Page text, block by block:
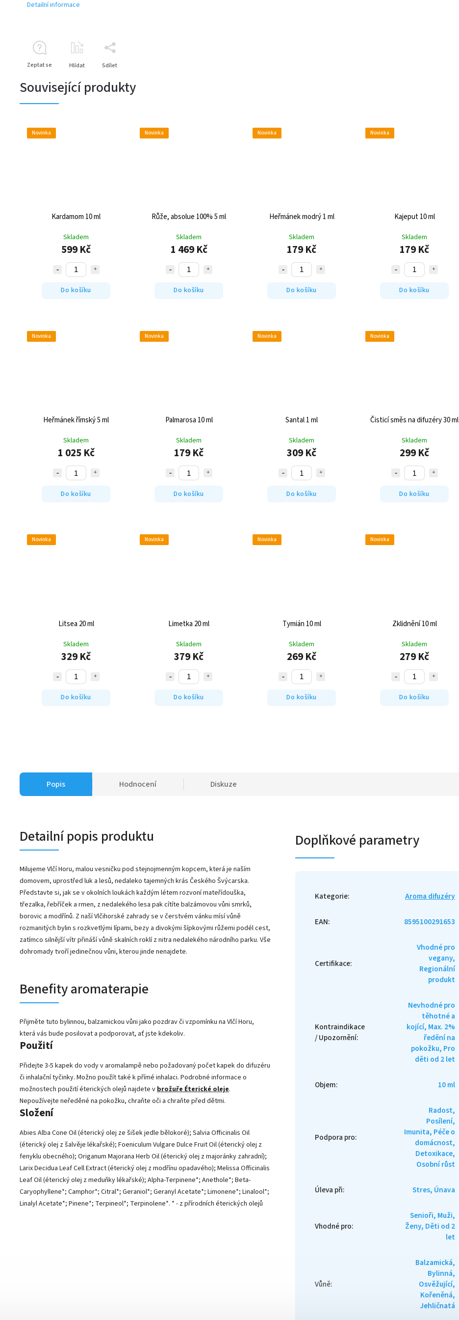
Detailní informace
Zeptat se Hlídat Sdílet
Související produkty
Novinka
Kardamom 10 ml
Skladem
599 Kč
Do košíku
Novinka
Růže, absolue 100% 5 ml
Skladem
1 469 Kč
Do košíku
Novinka
Heřmánek modrý 1 ml
Skladem
179 Kč
Do košíku
Novinka
Kajeput 10 ml
Skladem
179 Kč
Do košíku
Novinka
Heřmánek římský 5 ml
Skladem
1 025 Kč
Do košíku
Novinka
Palmarosa 10 ml
Skladem
179 Kč
Do košíku
Novinka
Santal 1 ml
Skladem
309 Kč
Do košíku
Novinka
Čisticí směs na difuzéry 30 ml
Skladem
299 Kč
Do košíku
Novinka
Litsea 20 ml
Skladem
329 Kč
Do košíku
Novinka
Limetka 20 ml
Skladem
379 Kč
Do košíku
Novinka
Tymián 10 ml
Skladem
269 Kč
Do košíku
Novinka
Zklidnění 10 ml
Skladem
279 Kč
Do košíku
Popis Hodnocení Diskuze
Detailní popis produktu
Milujeme Vlčí Horu, malou vesničku pod stejnojmenným kopcem, která je naším
domovem, uprostřed luk a lesů, nedaleko tajemných krás Českého Švýcarska.
Představte si, jak se v okolních loukách každým létem rozvoní mateřídouška,
třezalka, řebříček a rmen, z nedalekého lesa pak cítíte balzámovou vůni smrků,
borovic a modřínů. Z naší Vlčihorské zahrady se v čerstvém vánku mísí vůně
rozmanitých bylin s rozkvetlými lípami, bezy a divokými šípkovými růžemi podél cest,
zatímco silnější vítr přináší vůně skalních roklí z nitra nedalekého národního parku. Vše
dohromady tvoří jedinečnou vůni, kterou jinde nenajdete.
Benefity aromaterapie
Přijměte tuto bylinnou, balzamickou vůni jako pozdrav či vzpomínku na Vlčí Horu,
která vás bude posilovat a podporovat, ať jste kdekoliv.
Použití
Přidejte 3-5 kapek do vody v aromalampě nebo požadovaný počet kapek do difuzéru
či inhalační tyčinky. Možno použít také k přímé inhalaci. Podrobné informace o
možnostech použití éterických olejů najdete v brožuře Éterické oleje.
Nepoužívejte neředěné na pokožku, chraňte oči a chraňte před dětmi.
Složení
Abies Alba Cone Oil (éterický olej ze šišek jedle bělokoré); Salvia Officinalis Oil
(éterický olej z šalvěje lékařské); Foeniculum Vulgare Dulce Fruit Oil (éterický olej z
fenyklu obecného); Origanum Majorana Herb Oil (éterický olej z majoránky zahradní);
Larix Decidua Leaf Cell Extract (éterický olej z modřínu opadavého); Melissa Officinalis
Leaf Oil (éterický olej z meduňky lékařské); Alpha-Terpinene*; Anethole*; Beta-
Caryophyllene*; Camphor*; Citral*; Geraniol*; Geranyl Acetate*; Limonene*; Linalool*;
Linalyl Acetate*; Pinene*; Terpineol*; Terpinolene*. * - z přírodních éterických olejů
Doplňkové parametry
Kategorie: Aroma difuzéry
EAN: 8595100291653
Certifikace:
Vhodné pro
vegany,
Regionální
produkt
Kontraindikace
/ Upozornění:
Nevhodné pro
těhotné a
kojící, Max. 2%
ředění na
pokožku, Pro
děti od 2 let
Objem: 10 ml
Podpora pro:
Radost,
Posílení,
Imunita, Péče o
domácnost,
Detoxikace,
Osobní růst
Úleva při: Stres, Únava
Vhodné pro:
Senioři, Muži,
Ženy, Děti od 2
let
Vůně:
Balzamická,
Bylinná,
Osvěžující,
Kořeněná,
Jehličnatá